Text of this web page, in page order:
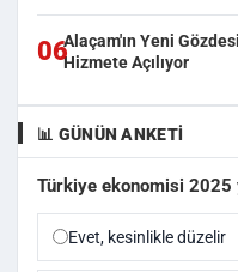
06Alaçam'ın Yeni
Hizmete Açılıyor
📊 GÜNÜN ANKETI
Türkiye ekonomisi 2025
Evet, kesinlikle düzelir